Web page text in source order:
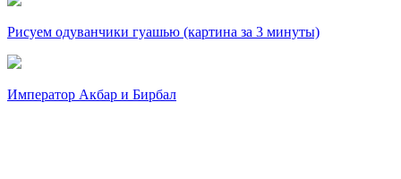
Рисуем одуванчики гуашью (картина за 3 минуты)
Император Акбар и Бирбал